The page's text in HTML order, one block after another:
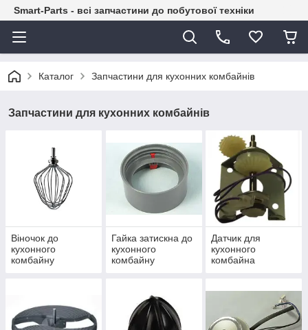
Smart-Parts - всі запчастини до побутової техніки
Каталог Запчастини для кухонних комбайнів
Запчастини для кухонних комбайнів
Віночок до
кухонного
комбайну
Гайка затискна до
кухонного
комбайну
Датчик для
кухонного
комбайна